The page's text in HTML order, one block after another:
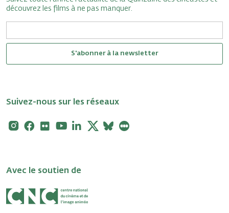
découvrez les films à ne pas manquer.
S'abonner à la newsletter
Suivez-nous sur les réseaux
Instagram
Facebook
FlickrYoutubeLinkedin
X Bluesky
Avec le soutien de